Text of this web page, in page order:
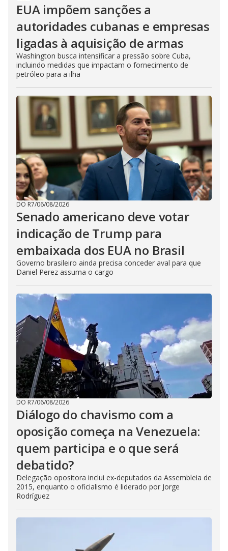
EUA impõem sanções a
autoridades cubanas e empresas
ligadas à aquisição de armas
Washington busca intensificar a pressão sobre Cuba,
incluindo medidas que impactam o fornecimento de
petróleo para a ilha
DO R7/06/08/2026
Senado americano deve votar
indicação de Trump para
embaixada dos EUA no Brasil
Governo brasileiro ainda precisa conceder aval para que
Daniel Perez assuma o cargo
DO R7/06/08/2026
Diálogo do chavismo com a
oposição começa na Venezuela:
quem participa e o que será
debatido?
Delegação opositora inclui ex-deputados da Assembleia de
2015, enquanto o oficialismo é liderado por Jorge
Rodríguez